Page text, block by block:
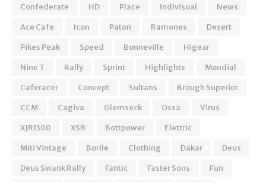
Confederate HD Place Indivisual
News
Ace Cafe
Icon Paton Ramones
Desert
Pikes Peak
Speed Bonneville
Higear
Nine T
Rally Sprint Highlights
Mondial
Caferacer
Concept Sultans
Brough Superior
CCM
Cagiva Glemseck Ossa
Virus
XJR1300
XSR Bottpower
Elettric
Miti Vintage
Borile Clothing Dakar
Deus
Deus Swank Rally
Fantic Faster Sons
Fun